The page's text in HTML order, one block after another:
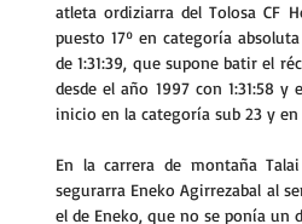
atleta ordiziarra del Tolosa CF
puesto 17º en categoría
de 1:31:39, que supone batir el
desde el año 1997 con 1:31:58 y
inicio en la categoría sub 23 y
En la carrera de montaña
segurarra Eneko Agirrezabal al
el de Eneko, que no se ponía un